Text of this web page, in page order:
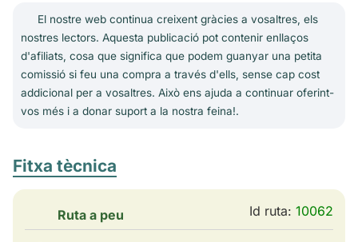
El nostre web continua creixent gràcies a vosaltres, els
nostres lectors. Aquesta publicació pot contenir enllaços
d'afiliats, cosa que significa que podem guanyar una petita
comissió si feu una compra a través d'ells, sense cap cost
addicional per a vosaltres. Això ens ajuda a continuar oferint-
vos més i a donar suport a la nostra feina!.
Fitxa tècnica
Ruta a peu Id ruta: 10062